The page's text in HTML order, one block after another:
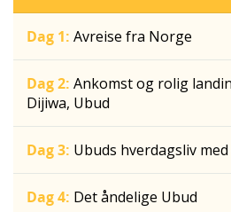
Dag 1: Avreise fra Norge
Dag 2: Ankomst og rolig
Dijiwa, Ubud
Dag 3: Ubuds hverdagsliv
Dag 4: Det åndelige Ubud